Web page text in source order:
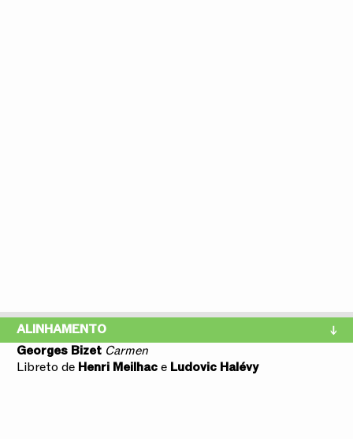
ALINHAMENTO
Georges Bizet Carmen
Libreto de Henri Meilhace Ludovic Halévy